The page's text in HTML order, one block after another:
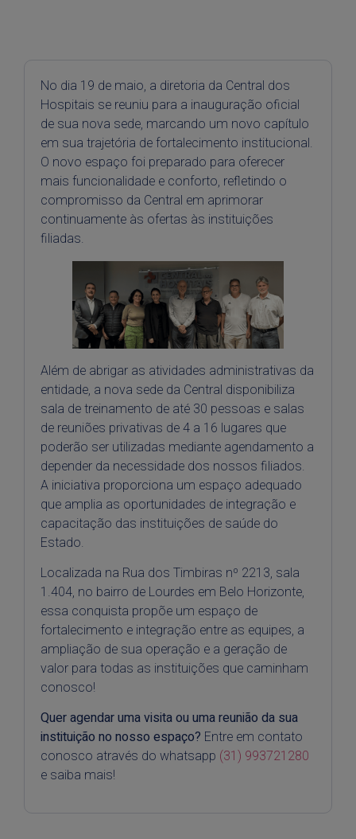
No dia 19 de maio, a diretoria da Central dos
Hospitais se reuniu para a inauguração oficial
de sua nova sede, marcando um novo capítulo
em sua trajetória de fortalecimento institucional.
O novo espaço foi preparado para oferecer
mais funcionalidade e conforto, refletindo o
compromisso da Central em aprimorar
continuamente às ofertas às instituições
filiadas.
Além de abrigar as atividades administrativas da
entidade, a nova sede da Central disponibiliza
sala de treinamento de até 30 pessoas e salas
de reuniões privativas de 4 a 16 lugares que
poderão ser utilizadas mediante agendamento a
depender da necessidade dos nossos filiados.
A iniciativa proporciona um espaço adequado
que amplia as oportunidades de integração e
capacitação das instituições de saúde do
Estado.
Localizada na Rua dos Timbiras nº 2213, sala
1.404, no bairro de Lourdes em Belo Horizonte,
essa conquista propõe um espaço de
fortalecimento e integração entre as equipes, a
ampliação de sua operação e a geração de
valor para todas as instituições que caminham
conosco!
Quer agendar uma visita ou uma reunião da sua
instituição no nosso espaço? Entre em contato
conosco através do whatsapp (31) 993721280
e saiba mais!